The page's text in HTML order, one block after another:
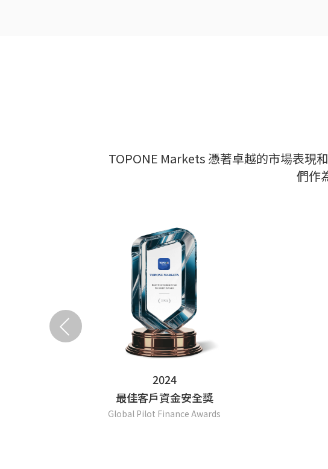
TOPONE Markets 憑著卓越的市場表現
們作
2024
最佳客戶資金安全獎
Global Pilot Finance Awards